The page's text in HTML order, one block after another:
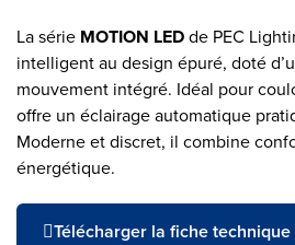
La série MOTION LED de PEC
intelligent au design épuré, doté
mouvement intégré. Idéal pour
offre un éclairage automatique
Moderne et discret, il combine
énergétique.
Télécharger la fiche technique